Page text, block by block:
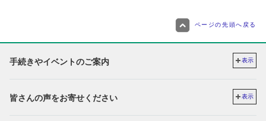
ページの先頭へ戻る
手続きやイベントのご案内 表示
皆さんの声をお寄せください 表示